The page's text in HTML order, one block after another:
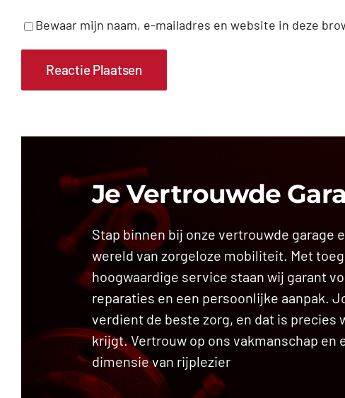
Bewaar mijn naam, e-mailadres en website in deze
Je Vertrouwde
Stap binnen bij onze vertrouwde garage
wereld van zorgeloze mobiliteit. Met
hoogwaardige service staan wij garant
reparaties en een persoonlijke aanpak.
verdient de beste zorg, en dat is precies
krijgt. Vertrouw op ons vakmanschap en
dimensie van rijplezier